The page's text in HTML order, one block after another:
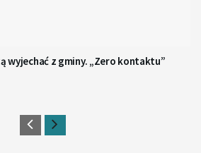
wyjechać z gminy. „Zero kontaktu”